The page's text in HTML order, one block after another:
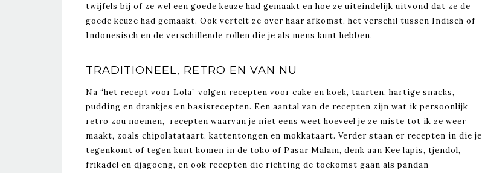
twijfels bij of ze wel een goede keuze had gemaakt en hoe ze uiteindelijk uitvond dat ze de
goede keuze had gemaakt. Ook vertelt ze over haar afkomst, het verschil tussen Indisch of
Indonesisch en de verschillende rollen die je als mens kunt hebben.
TRADITIONEEL, RETRO EN VAN NU
Na “het recept voor Lola” volgen recepten voor cake en koek, taarten, hartige snacks,
pudding en drankjes en basisrecepten. Een aantal van de recepten zijn wat ik persoonlijk
retro zou noemen, recepten waarvan je niet eens weet hoeveel je ze miste tot ik ze weer
maakt, zoals chipolatataart, kattentongen en mokkataart. Verder staan er recepten in die je
tegenkomt of tegen kunt komen in de toko of Pasar Malam, denk aan Kee lapis, tjendol,
frikadel en djagoeng, en ook recepten die richting de toekomst gaan als pandan-